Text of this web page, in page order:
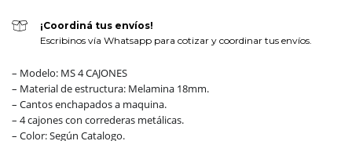
¡Coordiná tus envíos!
Escribinos vía Whatsapp para cotizar y coordinar tus envíos.
– Modelo: MS 4 CAJONES
– Material de estructura: Melamina 18mm.
– Cantos enchapados a maquina.
– 4 cajones con correderas metálicas.
– Color: Según Catalogo.